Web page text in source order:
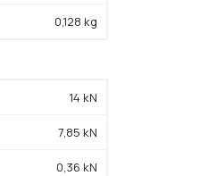
0,128 kg
14 kN
7,85 kN
0,36 kN